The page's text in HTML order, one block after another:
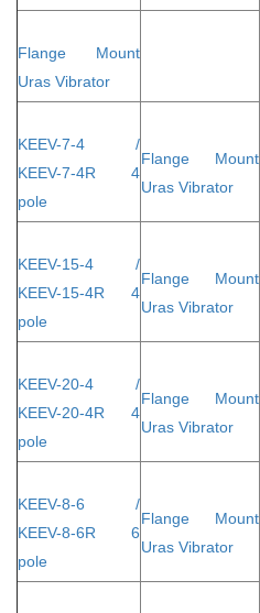
Flange Mount
Uras Vibrator
KEEV-7-4 /
KEEV-7-4R 4
pole
Flange Mount
Uras Vibrator
KEEV-15-4 /
KEEV-15-4R 4
pole
Flange Mount
Uras Vibrator
KEEV-20-4 /
KEEV-20-4R 4
pole
Flange Mount
Uras Vibrator
KEEV-8-6 /
KEEV-8-6R 6
pole
Flange Mount
Uras Vibrator